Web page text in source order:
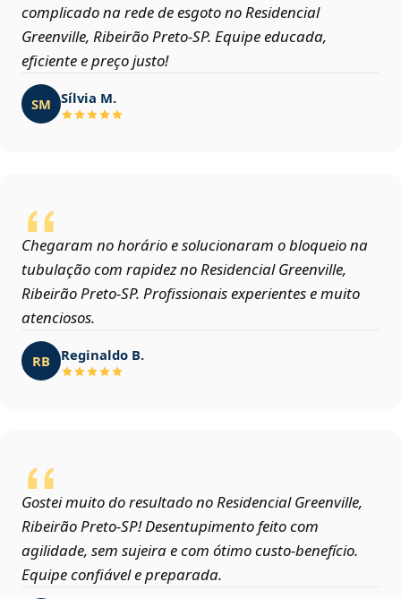
complicado na rede de esgoto no Residencial
Greenville, Ribeirão Preto‑SP. Equipe educada,
eficiente e preço justo!
SM Sílvia M.
Chegaram no horário e solucionaram o bloqueio na
tubulação com rapidez no Residencial Greenville,
Ribeirão Preto‑SP. Profissionais experientes e muito
atenciosos.
RB Reginaldo B.
Gostei muito do resultado no Residencial Greenville,
Ribeirão Preto‑SP! Desentupimento feito com
agilidade, sem sujeira e com ótimo custo-benefício.
Equipe confiável e preparada.